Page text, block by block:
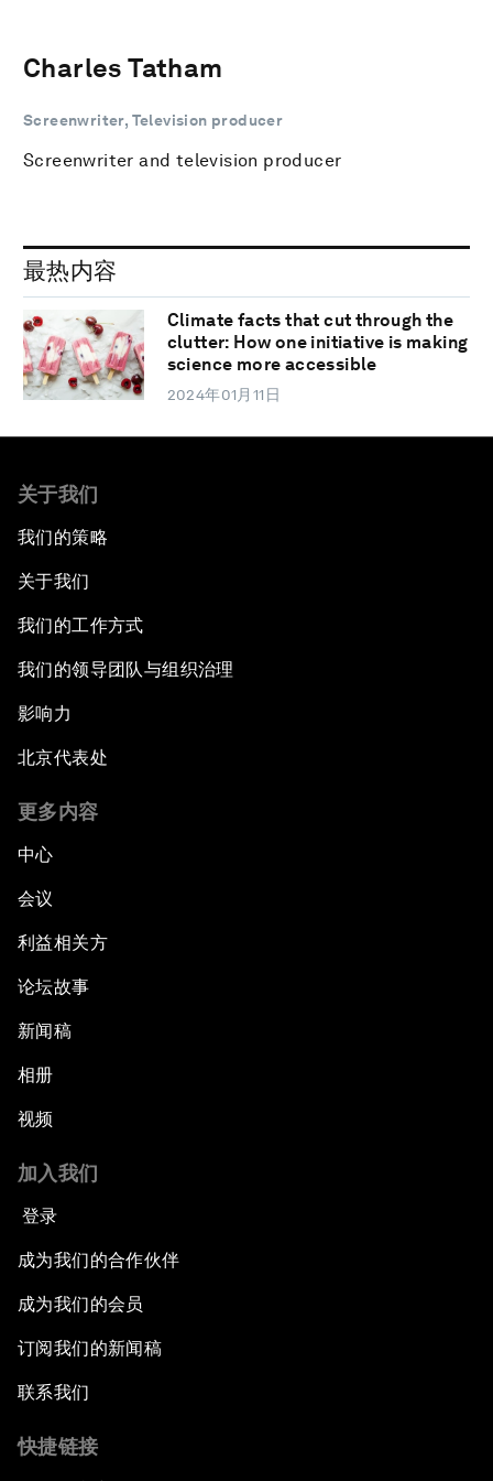
Charles Tatham
Screenwriter, Television producer
Screenwriter and television producer
最热内容
Climate facts that cut through the
clutter: How one initiative is making
science more accessible
2024年01月11日
关于我们
我们的策略
关于我们
我们的工作方式
我们的领导团队与组织治理
影响力
北京代表处
更多内容
中心
会议
利益相关方
论坛故事
新闻稿
相册
视频
加入我们
登录
成为我们的合作伙伴
成为我们的会员
订阅我们的新闻稿
联系我们
快捷链接